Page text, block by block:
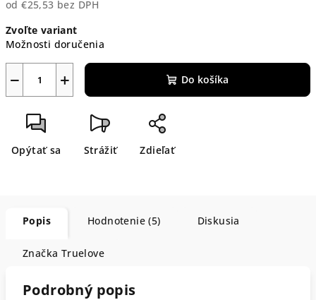
od€25,53 bez DPH
cena:
Zvoľte variant
Možnosti doručenia
+
− Do košíka
Opýtať sa Strážiť Zdieľať
Popis Hodnotenie (5) Diskusia
Značka Truelove
Podrobný popis